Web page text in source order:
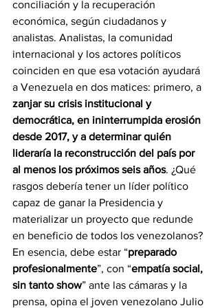
conciliación y la recuperación
económica, según ciudadanos y
analistas. Analistas, la comunidad
internacional y los actores políticos
coinciden en que esa votación ayudará
a Venezuela en dos matices: primero, a
zanjar su crisis institucional y
democrática, en ininterrumpida erosión
desde 2017, y a determinar quién
lideraría la reconstrucción del país por
al menos los próximos seis años. ¿Qué
rasgos debería tener un líder político
capaz de ganar la Presidencia y
materializar un proyecto que redunde
en beneficio de todos los venezolanos?
En esencia, debe estar “preparado
profesionalmente”, con “empatía social,
sin tanto show” ante las cámaras y la
prensa, opina el joven venezolano Julio